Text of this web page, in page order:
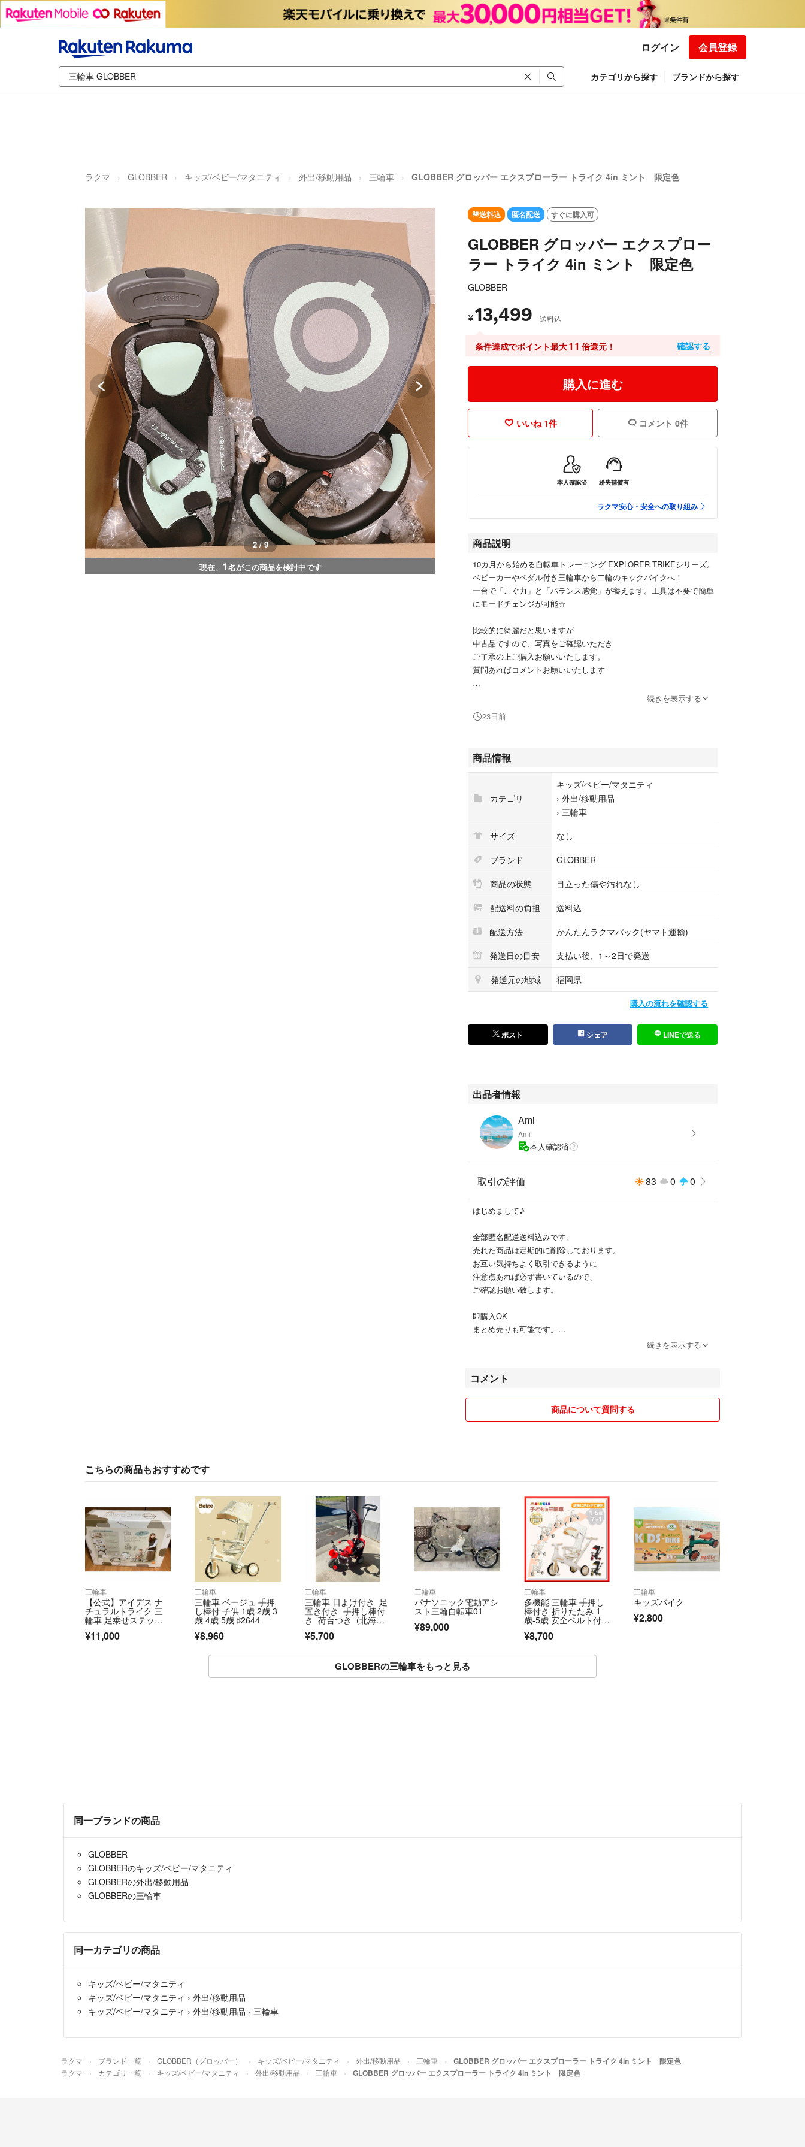
ログイン 会員登録
カテゴリから探す ブランドから探す
ラクマ GLOBBER キッズ/ベビー/マタニティ 外出/移動用品 三輪車 GLOBBER グロッバー エクスプローラー トライク 4in ミント 限定色
2 / 9
現在、 1名がこの商品を検討中です
送料込 匿名配送 すぐに購入可
GLOBBER グロッバー エクスプロー
ラー トライク 4in ミント 限定色
GLOBBER
¥13,499 送料込
条件達成でポイント最大11 倍還元！ 確認する
購入に進む
いいね 1件 コメント 0件
本人確認済 紛失補償有
ラクマ安心・安全への取り組み
商品説明
10カ月から始める自転車トレーニング EXPLORER TRIKEシリーズ。
ベビーカーやペダル付き三輪車から二輪のキックバイクへ！
一台で「こぐ力」と「バランス感覚」が養えます。工具は不要で簡単
にモードチェンジが可能☆
比較的に綺麗だと思いますが
中古品ですので、写真をご確認いただき
ご了承の上ご購入お願いいたします。
質問あればコメントお願いいたします
すべての付属品がございます。ベビーカーモード時に丸いバーみたい
すべての部品をバラして
購入時の箱に入れて発送します
■商品説明(公式サイトより)
ペダル付き三輪車から二輪のキックバイクへ。
一台で4つの乗り方を楽しめる♪
工具は一切不要で、簡単にモードチェンジできます！
【対象年齢】
●ベビーカーモード：10から36カ月
●コントロールバー付き三輪車モード：18から36カ月
●三輪車モード：24から36カ月
●バランスバイクモード：2から5才
【サイズ】
●コントロールバー付き三輪車モード：H92-96xL95xW47(cm)/5.48 kg
●三輪車モード：H53x L76.5xW47(cm)/4.48 kg
●シート高：31/34(cm)/最大重量：20kg
続きを表示する
23日前
商品情報
カテゴリ
キッズ/ベビー/マタニティ
› 外出/移動用品
› 三輪車
サイズ
なし
ブランド
GLOBBER
商品の状態
目立った傷や汚れなし
配送料の負担
送料込
配送方法
かんたんラクマパック(ヤマト運輸)
発送日の目安
支払い後、1～2日で発送
発送元の地域
福岡県
購入の流れを確認する
ポスト シェア LINEで送る
出品者情報
Ami
Ami
本人確認済
取引の評価 83 0 0
はじめまして♪
全部匿名配送送料込みです。
売れた商品は定期的に削除しております。
お互い気持ちよく取引できるように
注意点あれば必ず書いているので、
ご確認お願い致します。
即購入OK
まとめ売りも可能です。
その場合は送料分をお値引きさせていただきます！
最後まで気持ち良い取引ができるように心掛けておりますので、よろ
しくお願いいたします！٩(❛ᴗ❛)۶
続きを表示する
コメント
商品について質問する
こちらの商品もおすすめです
三輪車
【公式】アイデス ナ
チュラルトライク 三
輪車 足乗せステップ
¥11,000
三輪車
三輪車 ベージュ 手押
し棒付 子供 1歳 2歳 3
歳 4歳 5歳 ♯2644
¥8,960
三輪車
三輪車 日よけ付き 足
置き付き 手押し棒付
き 荷台つき (北海道:
¥5,700
三輪車
パナソニック電動アシ
スト三輪自転車01
¥89,000
三輪車
多機能 三輪車 手押し
棒付き 折りたたみ 1
歳-5歳 安全ベルト付
¥8,700
三輪車
キッズバイク
¥2,800
GLOBBERの三輪車をもっと見る
同一ブランドの商品
GLOBBER
GLOBBERのキッズ/ベビー/マタニティ
GLOBBERの外出/移動用品
GLOBBERの三輪車
同一カテゴリの商品
キッズ/ベビー/マタニティ
キッズ/ベビー/マタニティ › 外出/移動用品
キッズ/ベビー/マタニティ › 外出/移動用品 › 三輪車
ラクマ ブランド一覧 GLOBBER（グロッバー） キッズ/ベビー/マタニティ 外出/移動用品 三輪車 GLOBBER グロッバー エクスプローラー トライク 4in ミント 限定色
ラクマ カテゴリ一覧 キッズ/ベビー/マタニティ 外出/移動用品 三輪車 GLOBBER グロッバー エクスプローラー トライク 4in ミント 限定色